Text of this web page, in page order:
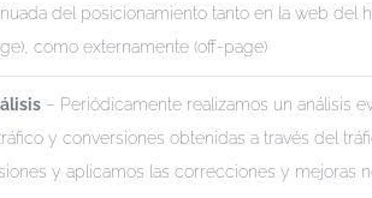
del posicionamiento tanto en la web del
como externamente (off-page)
– Periódicamente realizamos un análisis
y conversiones obtenidas a través del
y aplicamos las correcciones y mejoras